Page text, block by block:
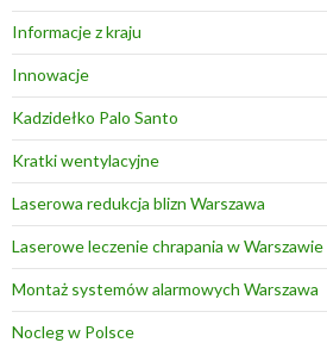
Informacje z kraju
Innowacje
Kadzidełko Palo Santo
Kratki wentylacyjne
Laserowa redukcja blizn Warszawa
Laserowe leczenie chrapania w Warszawie
Montaż systemów alarmowych Warszawa
Nocleg w Polsce